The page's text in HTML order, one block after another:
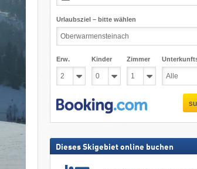
Urlaubsziel – bitte wählen
Erw. Kinder Zimmer
Dieses Skigebiet online buchen